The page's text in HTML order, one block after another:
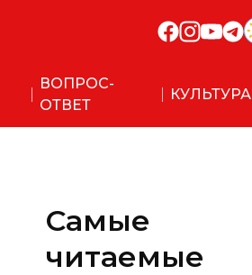
ВОПРОС-
ОТВЕТ
КУЛЬТУРА
Самые
читаемые